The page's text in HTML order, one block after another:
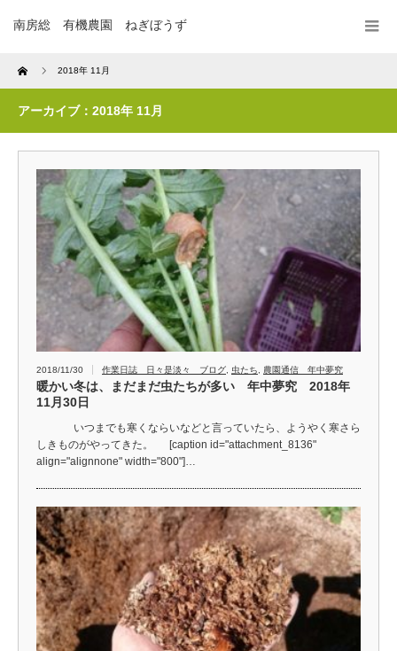
南房総 有機農園 ねぎぼうず
Home 2018年 11月
アーカイブ：2018年 11月
2018/11/30 作業日誌 日々是淡々 ブログ 虫たち 農園通信 年中夢究
暖かい冬は、まだまだ虫たちが多い 年中夢究 2018年
11月30日
いつまでも寒くならいなどと言っていたら、ようやく寒さら
しきものがやってきた。 [caption id="attachment_8136"
align="alignnone" width="800"]…